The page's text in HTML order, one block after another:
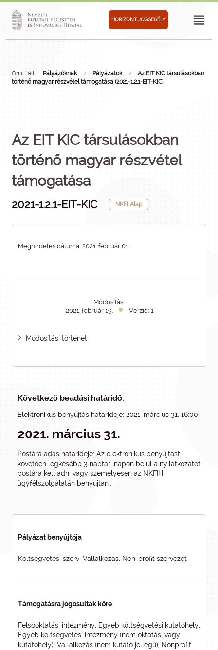
HORIZONT JOGSEGÉLY
Ön itt áll: Pályázóknak Pályázatok
Az EIT KIC társulásokban
történő magyar részvétel támogatása (2021-1.2.1-EIT-KIC)
Az EIT KIC társulásokban
történő magyar részvétel
támogatása
2021-1.2.1-EIT-KIC NKFI Alap
Meghirdetés dátuma: 2021. február 01.
Módosítás:
2021. február 19.
Verzió: 1
Módosítási történet
Következő beadási határidő:
Elektronikus benyújtás határideje: 2021. március 31. 16:00
2021. március 31.
Postára adás határideje: Az elektronikus benyújtást
követően legkésőbb 3 naptári napon belül a nyilatkozatot
postára kell adni vagy személyesen az NKFIH
ügyfélszolgálatán benyújtani.
Pályázat benyújtója
Költségvetési szerv, Vállalkozás, Non-profit szervezet
Támogatásra jogosultak köre
Felsőoktatási intézmény, Egyéb költségvetési kutatóhely,
Egyéb költségvetési intézmény (nem oktatási vagy
kutatóhely), Vállalkozás (nem kutató jellegű), Nonprofit